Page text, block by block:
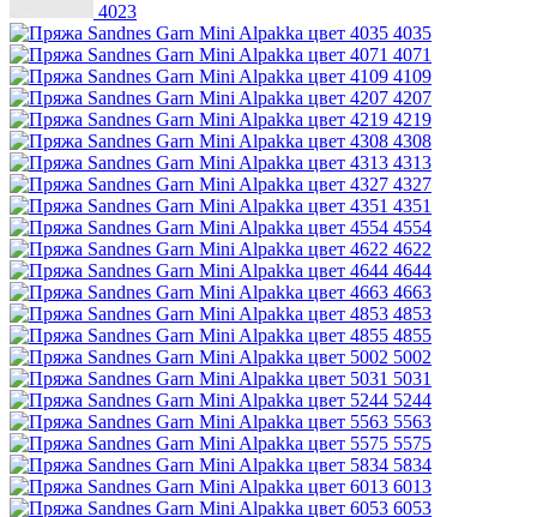
4023
4035
4071
4109
4207
4219
4308
4313
4327
4351
4554
4622
4644
4663
4853
4855
5002
5031
5244
5563
5575
5834
6013
6053